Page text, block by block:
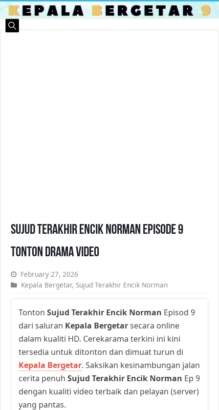
Sujud Terakhir Encik Norman Episode 9
Tonton Drama Video
February 27, 2026
Kepala Bergetar, Sujud Terakhir Encik Norman
TontonSujud Terakhir Encik Norman Episod 9
dari saluran Kepala Bergetarsecara online
dalam kualiti HD. Cerekarama terkini ini kini
tersedia untuk ditonton dan dimuat turun di
Kepala Bergetar. Saksikan kesinambungan jalan
cerita penuhSujud Terakhir Encik Norman Ep 9
dengan kualiti video terbaik dan pelayan (server)
yang pantas.